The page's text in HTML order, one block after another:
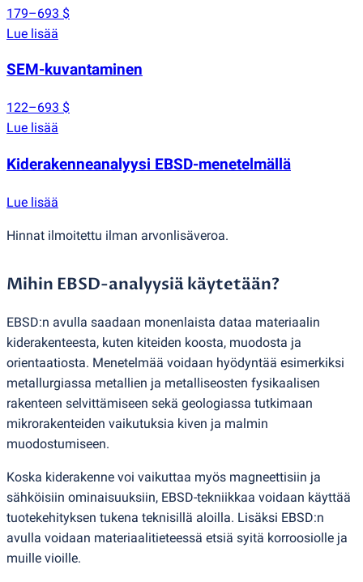
179–693 $
Lue lisää
SEM-kuvantaminen
122–693 $
Lue lisää
Kiderakenneanalyysi EBSD-menetelmällä
Lue lisää
Hinnat ilmoitettu ilman arvonlisäveroa.
Mihin EBSD-analyysiä käytetään?
EBSD:n avulla saadaan monenlaista dataa materiaalin
kiderakenteesta, kuten kiteiden koosta, muodosta ja
orientaatiosta. Menetelmää voidaan hyödyntää esimerkiksi
metallurgiassa metallien ja metalliseosten fysikaalisen
rakenteen selvittämiseen sekä geologiassa tutkimaan
mikrorakenteiden vaikutuksia kiven ja malmin
muodostumiseen.
Koska kiderakenne voi vaikuttaa myös magneettisiin ja
sähköisiin ominaisuuksiin, EBSD-tekniikkaa voidaan käyttää
tuotekehityksen tukena teknisillä aloilla. Lisäksi EBSD:n
avulla voidaan materiaalitieteessä etsiä syitä korroosiolle ja
muille vioille.